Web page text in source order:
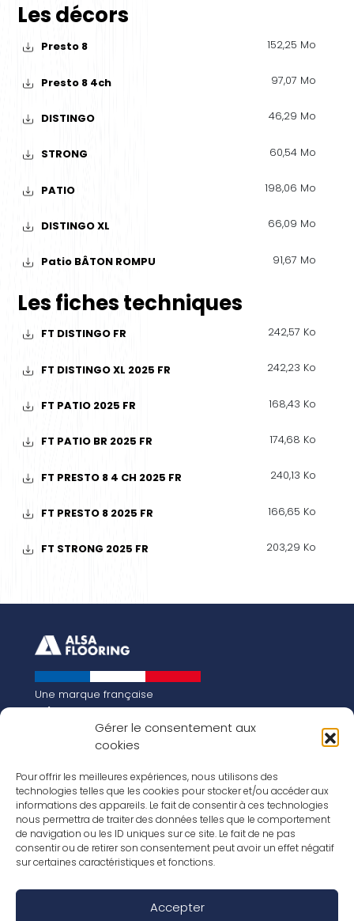
Gérer le consentement aux
cookies
Pour offrir les meilleures expériences, nous utilisons des
technologies telles que les cookies pour stocker et/ou accéder aux
informations des appareils. Le fait de consentir à ces technologies
nous permettra de traiter des données telles que le comportement
de navigation ou les ID uniques sur ce site. Le fait de ne pas
consentir ou de retirer son consentement peut avoir un effet négatif
sur certaines caractéristiques et fonctions.
Accepter
Les décors
Presto 8 152,25 Mo
Presto 8 4ch 97,07 Mo
DISTINGO 46,29 Mo
STRONG 60,54 Mo
PATIO 198,06 Mo
DISTINGO XL 66,09 Mo
Patio BÂTON ROMPU 91,67 Mo
Les fiches techniques
FT DISTINGO FR 242,57 Ko
FT DISTINGO XL 2025 FR 242,23 Ko
FT PATIO 2025 FR 168,43 Ko
FT PATIO BR 2025 FR 174,68 Ko
FT PRESTO 8 4 CH 2025 FR 240,13 Ko
FT PRESTO 8 2025 FR 166,65 Ko
FT STRONG 2025 FR 203,29 Ko
Une marque française
Qui sommes-nous
Notre histoire
Les chiffres clés
FR
EN
Nos revêtements
Nos Stratifiés
Nos accessoires
Nos parquets